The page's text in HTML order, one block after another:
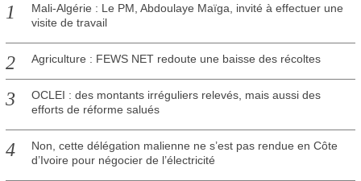
Mali-Algérie : Le PM, Abdoulaye Maïga, invité à effectuer une
visite de travail
Agriculture : FEWS NET redoute une baisse des récoltes
OCLEI : des montants irréguliers relevés, mais aussi des
efforts de réforme salués
Non, cette délégation malienne ne s’est pas rendue en Côte
d’Ivoire pour négocier de l’électricité